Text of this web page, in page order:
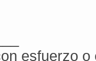
esfuerzo